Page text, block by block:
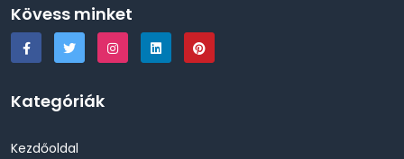
Kövess minket
Kategóriák
Kezdőoldal